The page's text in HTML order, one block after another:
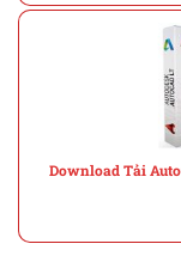
Download Tải